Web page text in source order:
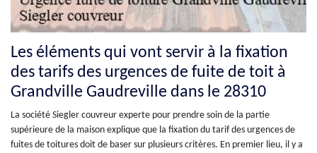
Les éléments qui vont servir à la fixation
des tarifs des urgences de fuite de toit à
Grandville Gaudreville dans le 28310
La société Siegler couvreur experte pour prendre soin de la partie
supérieure de la maison explique que la fixation du tarif des urgences de
fuites de toitures doit de baser sur plusieurs critères. En premier lieu, il y a